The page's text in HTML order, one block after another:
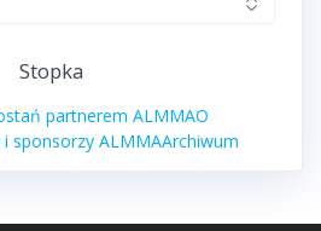
Stopka
partnerem ALMMAO
i sponsorzy ALMMAArchiwum